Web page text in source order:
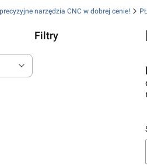
narzędzia CNC w dobrej cenie!
Filtry